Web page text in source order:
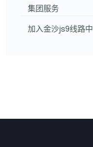
集团服务
加入金沙js9线路